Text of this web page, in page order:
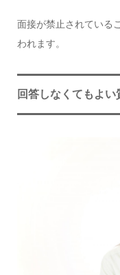
面接が禁止されている
われます。
回答しなくてもよい